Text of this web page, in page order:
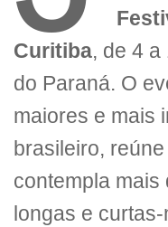
Curitiba, de 4 a
do Paraná. O
maiores e mais
brasileiro,
contempla mais
longas e